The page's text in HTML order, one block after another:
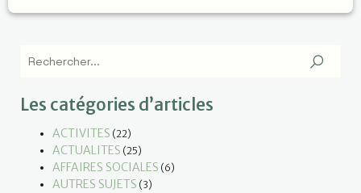
Les catégories d’articles
ACTIVITES (22)
ACTUALITES (25)
AFFAIRES SOCIALES (6)
AUTRES SUJETS (3)